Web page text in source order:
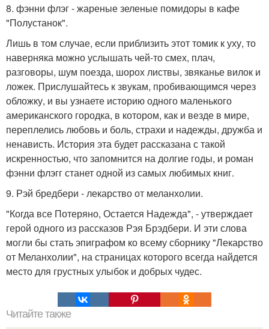
8. фэнни флэг - жареные зеленые помидоры в кафе
"Полустанок".
Лишь в том случае, если приблизить этот томик к уху, то
наверняка можно услышать чей-то смех, плач,
разговоры, шум поезда, шорох листвы, звяканье вилок и
ложек. Прислушайтесь к звукам, пробивающимся через
обложку, и вы узнаете историю одного маленького
американского городка, в котором, как и везде в мире,
переплелись любовь и боль, страхи и надежды, дружба и
ненависть. История эта будет рассказана с такой
искренностью, что запомнится на долгие годы, и роман
фэнни флэгг станет одной из самых любимых книг.
9. Рэй бредбери - лекарство от меланхолии.
"Когда все Потеряно, Остается Надежда", - утверждает
герой одного из рассказов Рэя Брэдбери. И эти слова
могли бы стать эпиграфом ко всему сборнику "Лекарство
от Меланхолии", на страницах которого всегда найдется
место для грустных улыбок и добрых чудес.
Читайте также